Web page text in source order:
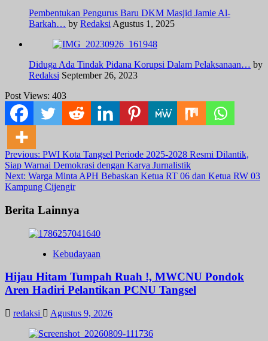
Pembentukan Pengurus Baru DKM Masjid Jamie Al-
Barkah… by Redaksi Agustus 1, 2025
Diduga Ada Tindak Pidana Korupsi Dalam Pelaksanaan… by
Redaksi September 26, 2023
Post Views: 403
Post
navigation
Previous: PWI Kota Tangsel Periode 2025-2028 Resmi Dilantik,
Siap Warnai Demokrasi dengan Karya Jurnalistik
Next: Warga Minta APH Bebaskan Ketua RT 06 dan Ketua RW 03
Kampung Cijengir
Berita Lainnya
Kebudayaan
Hijau Hitam Tumpah Ruah !, MWCNU Pondok
Aren Hadiri Pelantikan PCNU Tangsel
redaksi Agustus 9, 2026